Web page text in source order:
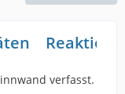
verfasst.